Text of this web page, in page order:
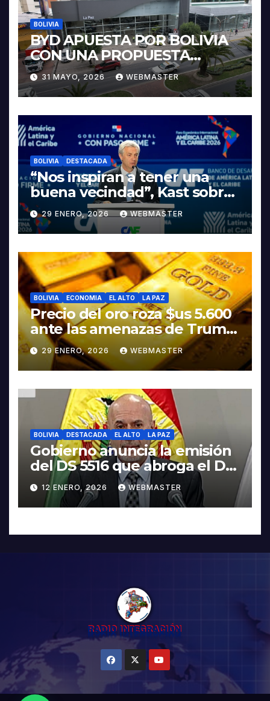
BOLIVIA
BYD APUESTA POR BOLIVIA
CON UNA PROPUESTA
INTEGRAL PARA IMPULSAR
LA ELECTROMOVILIDAD Y LA
INDUSTRIALIZACIÓN DEL
LITIO
31 MAYO, 2026 WEBMASTER
BOLIVIA DESTACADA
“Nos inspiran a tener una
buena vecindad”, Kast sobre
discurso del presidente
Rodrigo Paz
29 ENERO, 2026 WEBMASTER
BOLIVIA ECONOMIA EL ALTO LA PAZ
Precio del oro roza $us 5.600
ante las amenazas de Trump
contra Irán
29 ENERO, 2026 WEBMASTER
BOLIVIA DESTACADA EL ALTO LA PAZ
Gobierno anuncia la emisión
del DS 5516 que abroga el DS
5503
12 ENERO, 2026 WEBMASTER